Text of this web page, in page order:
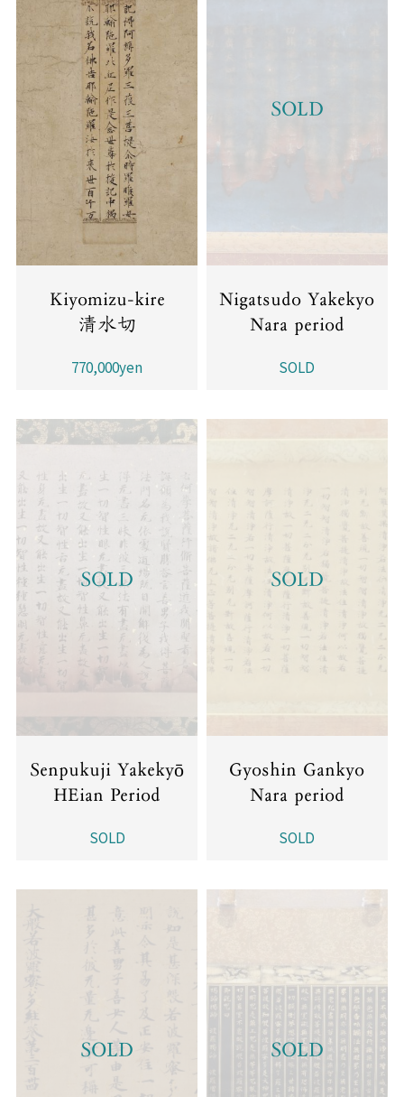
Kiyomizu-kire
清水切
770,000yen
SOLD
Nigatsudo Yakekyo
Nara period
SOLD
SOLD
Senpukuji Yakekyō
HEian Period
SOLD
SOLD
Gyoshin Gankyo
Nara period
SOLD
SOLD SOLD